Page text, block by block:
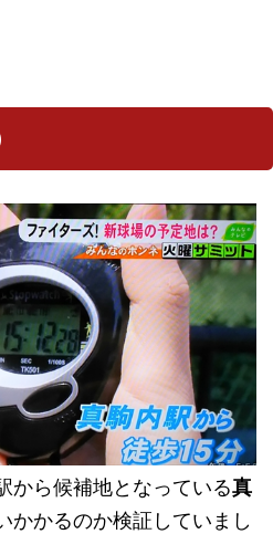
から候補地となっている真
かかるのか検証していまし